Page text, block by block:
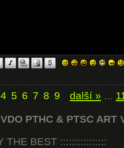
4 5 6 7 8 9 další » ...
VDO PTHC & PTSC ART
THE BEST ::::::::::::::::